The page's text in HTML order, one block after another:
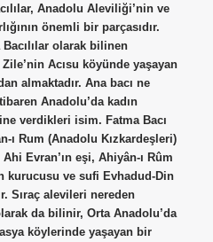
Anadolu Aleviliği’nin ve
önemli bir parçasıdır.
olarak bilinen
Acısu köyünde yaşayan
almaktadır. Ana bacı ne
Anadolu’da kadın
verdikleri isim. Fatma Bacı
ı Rum (Anadolu Kızkardeşleri)
Evran’ın eşi, Ahiyân-ı Rûm
kurucusu ve sufi Evhadud-Din
Sıraç alevileri nereden
da bilinir, Orta Anadolu’da
köylerinde yaşayan bir